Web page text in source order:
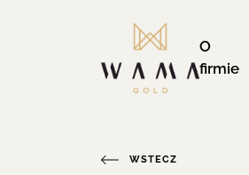
O
firmie
WSTECZ